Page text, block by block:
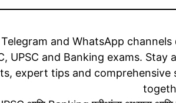
and WhatsApp
UPSC and Banking exams.
expert tips and comprehensive